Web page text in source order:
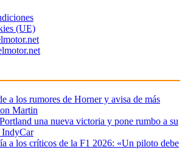
(UE)
a los rumores de Horner y avisa de más
Martin
una nueva victoria y pone rumbo a su
a los críticos de la F1 2026: «Un piloto debe